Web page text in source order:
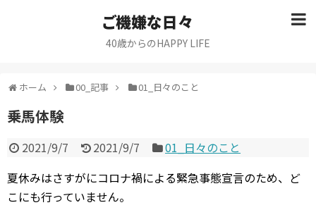
ご機嫌な日々
40歳からのHAPPY LIFE
ホーム 00_記事 01_日々のこと
乗馬体験
2021/9/7 2021/9/7
01_日々のこと
夏休みはさすがにコロナ禍による緊急事態宣言のため、ど
こにも行っていません。